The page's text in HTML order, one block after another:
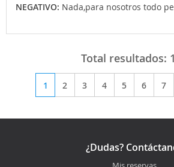
NEGATIVO: Nada,para nosotros todo
Total resultados:
1 2 3 4 5 6 7
¿Dudas?